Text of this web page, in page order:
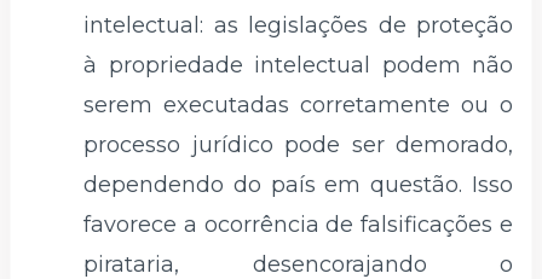
intelectual: as legislações de proteção
à propriedade intelectual podem não
serem executadas corretamente ou o
processo jurídico pode ser demorado,
dependendo do país em questão. Isso
favorece a ocorrência de falsificações e
pirataria, desencorajando o